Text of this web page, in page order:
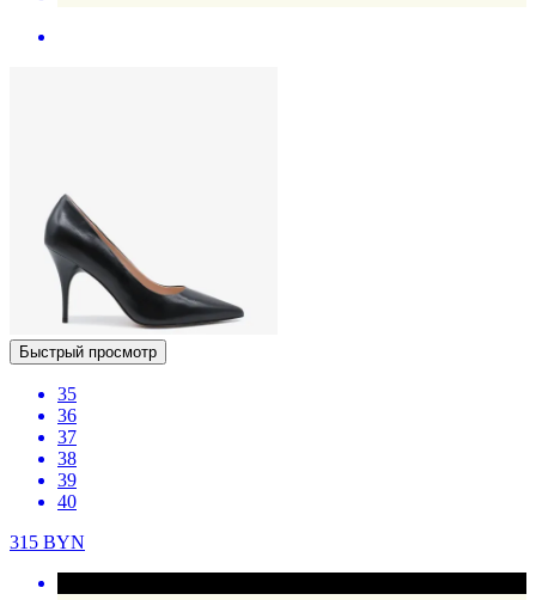
Быстрый просмотр
35
36
37
38
39
40
315 BYN